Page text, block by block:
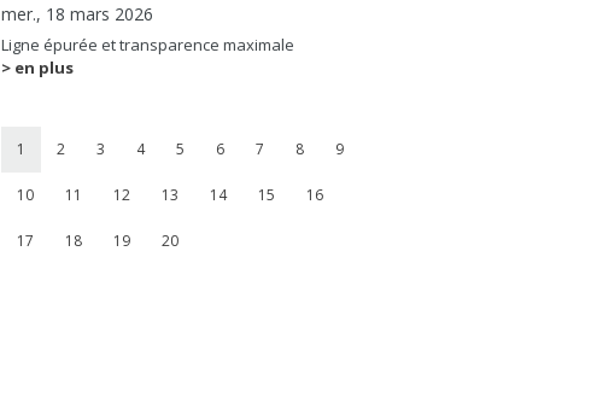
mer., 18 mars 2026
Ligne épurée et transparence maximale
> en plus
1 2 3 4 5 6 7 8 9
10 11 12 13 14 15 16
17 18 19 20